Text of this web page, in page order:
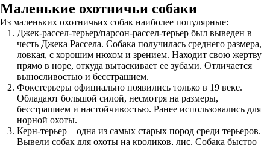
Маленькие охотничьи собаки
Из маленьких охотничьих собак наиболее популярные:
Джек-рассел-терьер/парсон-рассел-терьер был выведен в
честь Джека Рассела. Собака получилась среднего размера,
ловкая, с хорошим нюхом и зрением. Находит свою жертву
прямо в норе, откуда вытаскивает ее зубами. Отличается
выносливостью и бесстрашием.
Фокстерьеры официально появились только в 19 веке.
Обладают большой силой, несмотря на размеры,
бесстрашием и настойчивостью. Ранее использовались для
норной охоты.
Керн-терьер – одна из самых старых пород среди терьеров.
Вывели собак для охоты на кроликов, лис. Собака быстро